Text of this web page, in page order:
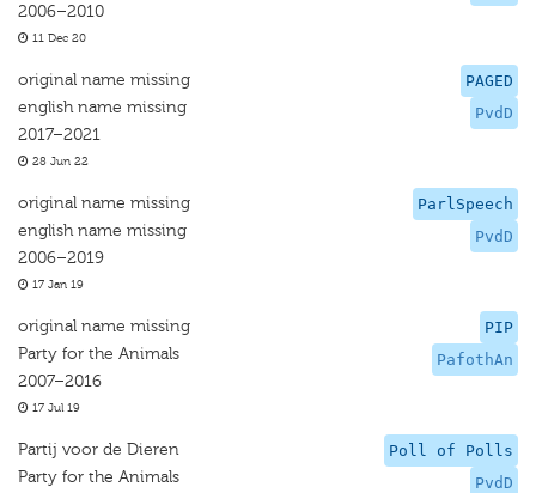
2006–2010
11 Dec 20
PAGED
PvdD
original name missing
english name missing
2017–2021
28 Jun 22
ParlSpeech
PvdD
original name missing
english name missing
2006–2019
17 Jan 19
PIP
PafothAn
original name missing
Party for the Animals
2007–2016
17 Jul 19
Poll of Polls
PvdD
Partij voor de Dieren
Party for the Animals